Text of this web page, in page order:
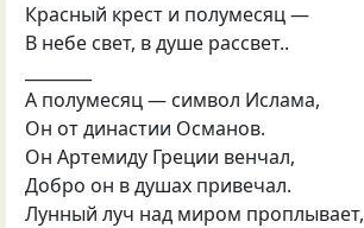
Красный крест и полумесяц —
В небе свет, в душе рассвет..
А полумесяц — символ Ислама,
Он от династии Османов.
Он Артемиду Греции венчал,
Добро он в душах привечал.
Лунный луч над миром проплывает,